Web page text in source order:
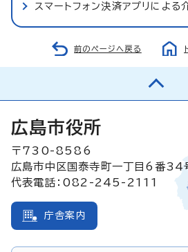
スマートフォン決済アプリによ
前のページへ戻る
広島市役所
〒730-8586
広島市中区国泰寺町一丁目6番34
代表電話：082-245-2111
庁舎案内